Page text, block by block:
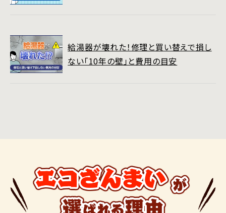
給湯器が壊れた！修理と買い替えで損し
ない「10年の壁」と費用の目安